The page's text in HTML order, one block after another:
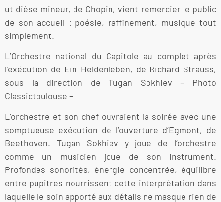
ut dièse mineur, de Chopin, vient remercier le public
de son accueil : poésie, raffinement, musique tout
simplement.
L’Orchestre national du Capitole au complet après
l’exécution de Ein Heldenleben, de Richard Strauss,
sous la direction de Tugan Sokhiev – Photo
Classictoulouse –
L’orchestre et son chef ouvraient la soirée avec une
somptueuse exécution de l’ouverture d’Egmont, de
Beethoven. Tugan Sokhiev y joue de l’orchestre
comme un musicien joue de son instrument.
Profondes sonorités, énergie concentrée, équilibre
entre pupitres nourrissent cette interprétation dans
laquelle le soin apporté aux détails ne masque rien de